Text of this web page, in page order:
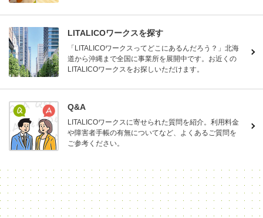
LITALICOワークスを探す
「LITALICOワークスってどこにあるんだろう？」北海
道から沖縄まで全国に事業所を展開中です。お近くの
LITALICOワークスをお探しいただけます。
Q&A
LITALICOワークスに寄せられた質問を紹介。利用料金
や障害者手帳の有無についてなど、よくあるご質問を
ご参考ください。